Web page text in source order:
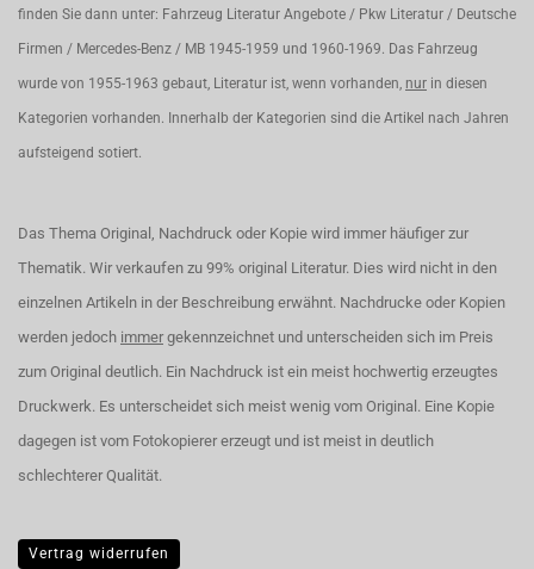
finden Sie dann unter: Fahrzeug Literatur Angebote / Pkw Literatur / Deutsche
Firmen / Mercedes-Benz / MB 1945-1959 und 1960-1969. Das Fahrzeug
wurde von 1955-1963 gebaut, Literatur ist, wenn vorhanden, nur in diesen
Kategorien vorhanden. Innerhalb der Kategorien sind die Artikel nach Jahren
aufsteigend sotiert.
Das Thema Original, Nachdruck oder Kopie wird immer häufiger zur
Thematik. Wir verkaufen zu 99% original Literatur. Dies wird nicht in den
einzelnen Artikeln in der Beschreibung erwähnt. Nachdrucke oder Kopien
werden jedoch immer gekennzeichnet und unterscheiden sich im Preis
zum Original deutlich. Ein Nachdruck ist ein meist hochwertig erzeugtes
Druckwerk. Es unterscheidet sich meist wenig vom Original. Eine Kopie
dagegen ist vom Fotokopierer erzeugt und ist meist in deutlich
schlechterer Qualität.
Vertrag widerrufen